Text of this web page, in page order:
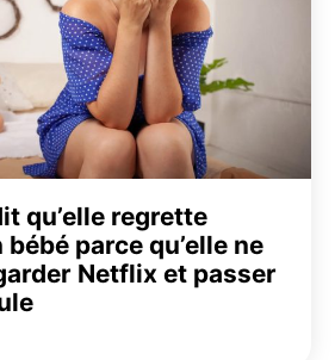
qu’elle regrette
bébé parce qu’elle ne
Netflix et passer